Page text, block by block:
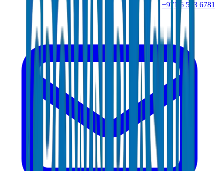
+971 6 543 6781